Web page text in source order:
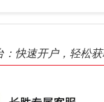
：快速开户，轻松